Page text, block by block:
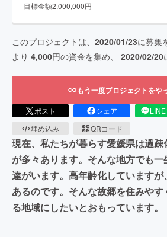
目標金額2,000,000円
このプロジェクトは、 2020/01/23に募集
より 4,000円の資金を集め、 2020/02/20
もう一度プロジェクトをや
ポスト シェア
埋め込み
QRコード
現在、私たちが暮らす愛媛県は過
が多々あります。そんな地方でも
達がいます。高年齢化しています
あるのです。そんな故郷を住みや
る地域にしたいとおもっています。